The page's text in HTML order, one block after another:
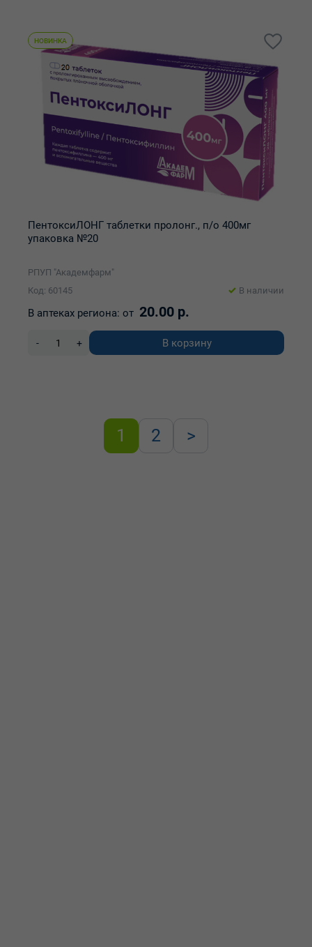
НОВИНКА
ПентоксиЛОНГ таблетки пролонг., п/о 400мг
упаковка №20
РПУП "Академфарм"
Код: 60145
В наличии
В аптеках региона: от 20.00 р.
- + В корзину
1 2 >